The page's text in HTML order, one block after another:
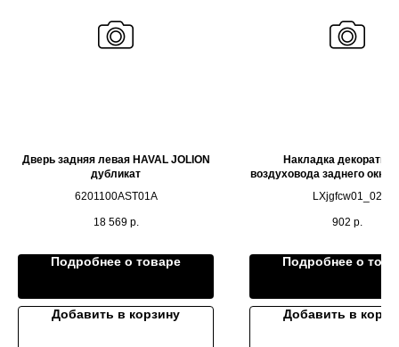
Дверь задняя левая HAVAL JOLION
дубликат
6201100AST01A
18 569 р.
Подробнее о товаре
Добавить в корзину
Накладка
воздуховода заднего окна
LXjgfcw01_02
902 р.
Подробнее о
Добавить в